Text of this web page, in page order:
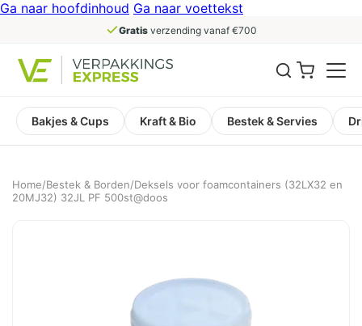
Ga naar hoofdinhoud Ga naar voettekst
Gratisverzending vanaf €700
Bakjes & Cups Kraft & Bio Bestek & Servies
Home/Bestek & Borden/Deksels voor foamcontainers (32LX32 en
20MJ32) 32JL PF 500st@doos